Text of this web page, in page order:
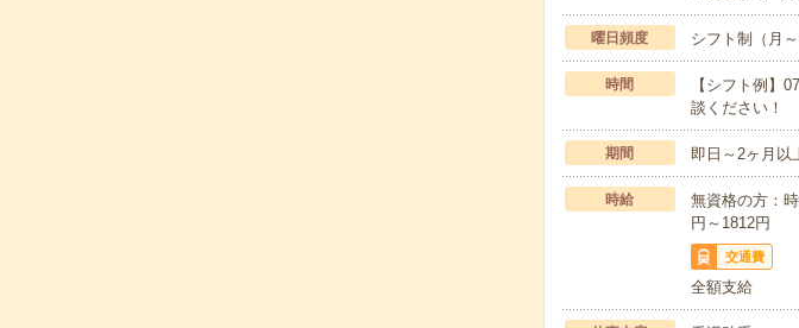
曜日頻度 シフト制（月
時間
【シフト例】
談ください！
期間 即日～2ヶ月以
時給
無資格の方：
円～1812円
交通費
全額支給